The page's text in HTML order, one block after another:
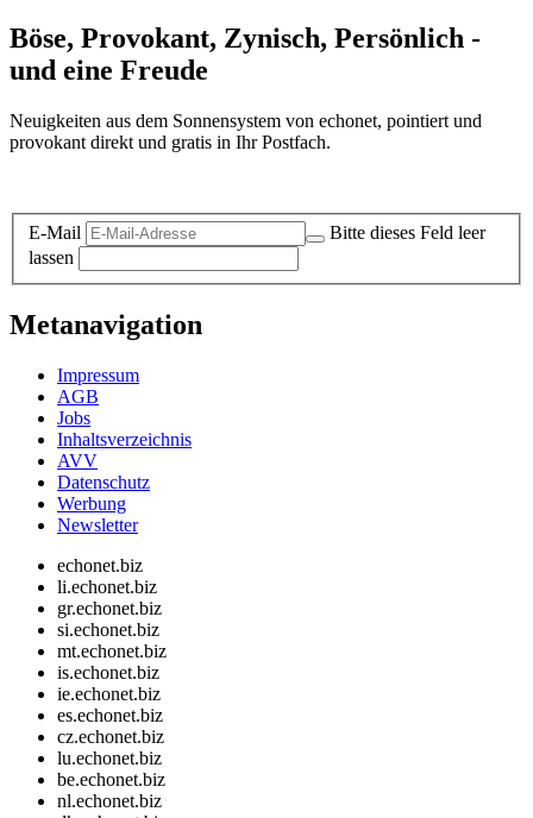
Böse, Provokant, Zynisch, Persönlich -
und eine Freude
Neuigkeiten aus dem Sonnensystem von echonet, pointiert und
provokant direkt und gratis in Ihr Postfach.
E-Mail
Bitte dieses Feld leer
lassen
Metanavigation
Impressum
AGB
Jobs
Inhaltsverzeichnis
AVV
Datenschutz
Werbung
Newsletter
echonet.biz
li.echonet.biz
gr.echonet.biz
si.echonet.biz
mt.echonet.biz
is.echonet.biz
ie.echonet.biz
es.echonet.biz
cz.echonet.biz
lu.echonet.biz
be.echonet.biz
nl.echonet.biz